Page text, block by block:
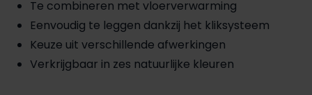
Te combineren met vloerverwarming
Eenvoudig te leggen dankzij het kliksysteem
Keuze uit verschillende afwerkingen
Verkrijgbaar in zes natuurlijke kleuren